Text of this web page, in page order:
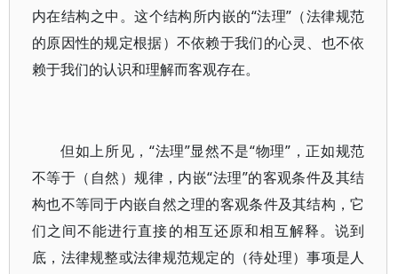
内在结构之中。这个结构所内嵌的“法理”（法律规范
的原因性的规定根据）不依赖于我们的心灵、也不依
赖于我们的认识和理解而客观存在。
但如上所见，“法理”显然不是“物理”，正如规范
不等于（自然）规律，内嵌“法理”的客观条件及其结
构也不等同于内嵌自然之理的客观条件及其结构，它
们之间不能进行直接的相互还原和相互解释。说到
底，法律规整或法律规范规定的（待处理）事项是人